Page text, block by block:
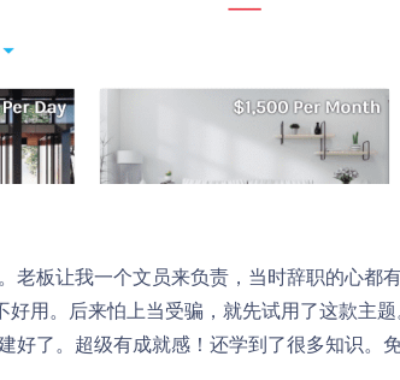
老板让我一个文员来负责，当时辞职的心都
好用。后来怕上当受骗，就先试用了这款主
好了。超级有成就感！还学到了很多知识。